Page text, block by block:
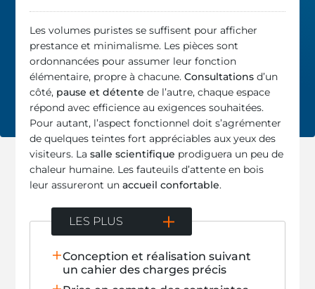
Les volumes puristes se suffisent pour afficher
prestance et minimalisme. Les pièces sont
ordonnancées pour assumer leur fonction
élémentaire, propre à chacune.Consultations d’un
côté, pause et détente de l’autre, chaque espace
répond avec efficience au exigences souhaitées.
Pour autant, l’aspect fonctionnel doit s’agrémenter
de quelques teintes fort appréciables aux yeux des
visiteurs. Lasalle scientifique prodiguera un peu de
chaleur humaine. Les fauteuils d’attente en bois
leur assureront unaccueil confortable.
LES PLUS
Conception et réalisation suivant
un cahier des charges précis